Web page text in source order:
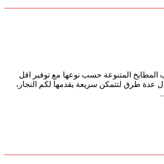
المتنوعة حسب نوعها مع توفير اقل
عدة طرق لتتمكن سريعة يقدمها لكم النجار،